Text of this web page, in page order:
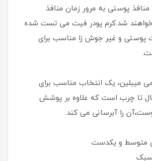
پوستی به مرور زمان منافذ
شد.کرم پودر فیت می تست شده
پوستی و غیر جوش زا مناسب برای
میبلین، یک انتخاب مناسب برای
تا چرب است که علاوه بر پوشش
را آبرسانی می کند.
و یکدست
سبک